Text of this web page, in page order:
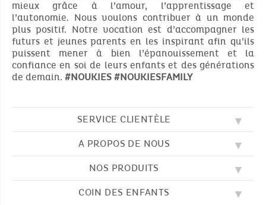
mieux grâce à l’amour, l’apprentissage et
l’autonomie. Nous voulons contribuer à un monde
plus positif. Notre vocation est d’accompagner les
futurs et jeunes parents en les inspirant afin qu’ils
puissent mener à bien l’épanouissement et la
confiance en soi de leurs enfants et des générations
de demain. #NOUKIES #NOUKIESFAMILY
SERVICE CLIENTÈLE
QUESTIONS FRÉQUENTES (FAQ)
CONTACTEZ-NOUS
CGV
A PROPOS DE NOUS
NOS VALEURS
NOTRE HISTOIRE
NOS PRODUITS
BRODERIE
COIN DES ENFANTS